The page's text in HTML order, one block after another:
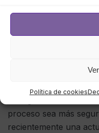
Política de cookies
nivel de administrador
detrás de esto es que
no obtendrán mis
administrador. Sin
requieren
proceso sea más
recientemente una